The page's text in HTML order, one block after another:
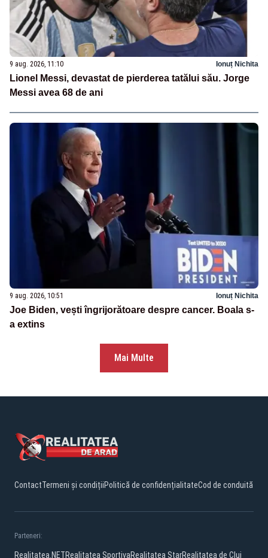
9 aug. 2026, 11:10 Ionuț Nichita
Lionel Messi, devastat de pierderea tatălui său. Jorge
Messi avea 68 de ani
9 aug. 2026, 10:51 Ionuț Nichita
Joe Biden, vești îngrijorătoare despre cancer. Boala s-
a extins
Mai Multe
ContactTermeni și condițiiPolitică de confidențialitateCod de conduită
Parteneri:
Realitatea.NETRealitatea SportivaRealitatea StarRealitatea de Cluj